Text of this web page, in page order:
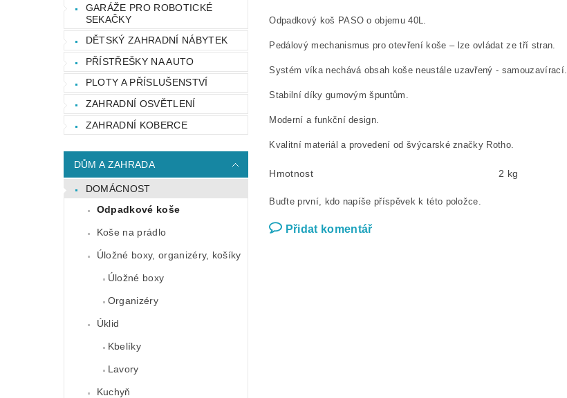
GARÁŽE PRO ROBOTICKÉ
SEKAČKY
DĚTSKÝ ZAHRADNÍ NÁBYTEK
PŘÍSTŘEŠKY NA AUTO
PLOTY A PŘÍSLUŠENSTVÍ
ZAHRADNÍ OSVĚTLENÍ
ZAHRADNÍ KOBERCE
DŮM A ZAHRADA
DOMÁCNOST
Odpadkové koše
Koše na prádlo
Úložné boxy, organizéry, košíky
Úložné boxy
Organizéry
Úklid
Kbelíky
Lavory
Kuchyň
Odpadkový koš PASO o objemu 40L.
Pedálový mechanismus pro otevření koše – lze ovládat ze tří stran.
Systém víka nechává obsah koše neustále uzavřený - samouzavírací.
Stabilní díky gumovým špuntům.
Moderní a funkční design.
Kvalitní materiál a provedení od švýcarské značky Rotho.
Hmotnost 2 kg
Buďte první, kdo napíše příspěvek k této položce.
Přidat komentář